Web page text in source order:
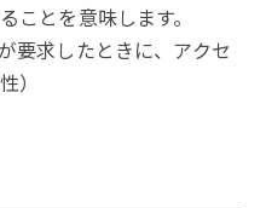
ことを意味します。
要求したときに、アクセ
）